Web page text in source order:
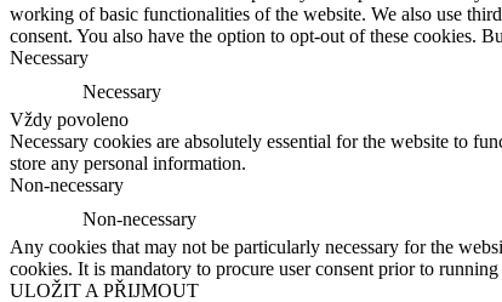
working of basic functionalities of the website. We also use
consent. You also have the option to opt-out of these cookies.
Necessary
Necessary
Vždy povoleno
Necessary cookies are absolutely essential for the website to
store any personal information.
Non-necessary
Non-necessary
Any cookies that may not be particularly necessary for the
cookies. It is mandatory to procure user consent prior to
ULOŽIT A PŘIJMOUT